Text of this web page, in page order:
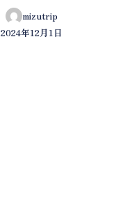
mizutrip
投稿日
2024年12月1日